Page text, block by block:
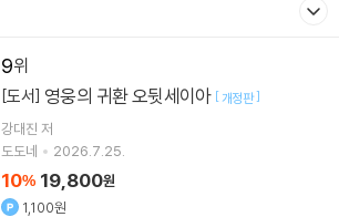
9
[도서] 영웅의 귀환 오뒷세이아 [개정판]
강대진 저
도도네
2026.7.25.
10% 19,800원
1,100원